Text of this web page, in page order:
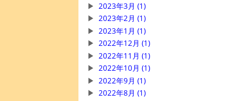
2023年3月 (1)
2023年2月 (1)
2023年1月 (1)
2022年12月 (1)
2022年11月 (1)
2022年10月 (1)
2022年9月 (1)
2022年8月 (1)